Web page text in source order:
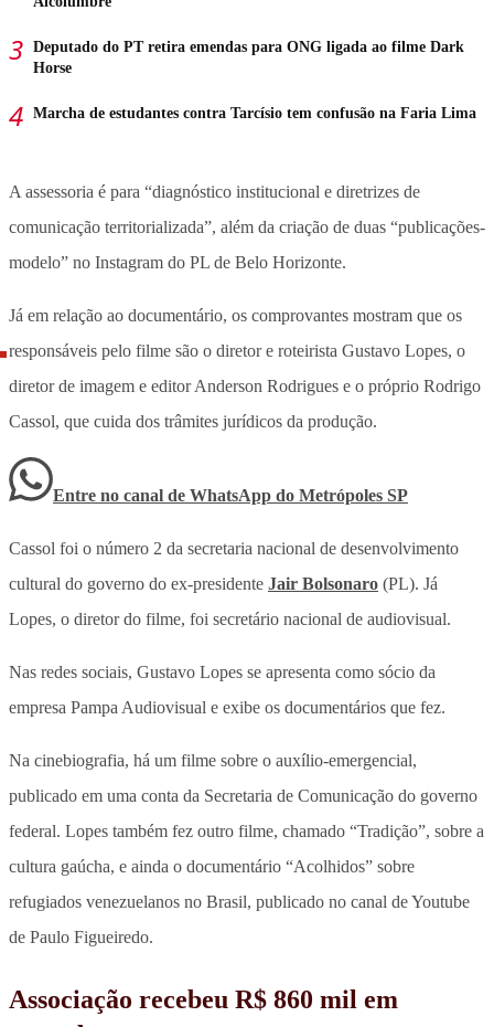
Deputado do PT retira emendas para ONG ligada ao filme Dark
Horse
Marcha de estudantes contra Tarcísio tem confusão na Faria Lima
A assessoria é para “diagnóstico institucional e diretrizes de
comunicação territorializada”, além da criação de duas “publicações-
modelo” no Instagram do PL de Belo Horizonte.
Já em relação ao documentário, os comprovantes mostram que os
responsáveis pelo filme são o diretor e roteirista Gustavo Lopes, o
diretor de imagem e editor Anderson Rodrigues e o próprio Rodrigo
Cassol, que cuida dos trâmites jurídicos da produção.
Entre no canal de WhatsApp do Metrópoles SP
Cassol foi o número 2 da secretaria nacional de desenvolvimento
cultural do governo do ex-presidente Jair Bolsonaro (PL). Já
Lopes, o diretor do filme, foi secretário nacional de audiovisual.
Nas redes sociais, Gustavo Lopes se apresenta como sócio da
empresa Pampa Audiovisual e exibe os documentários que fez.
Na cinebiografia, há um filme sobre o auxílio-emergencial,
publicado em uma conta da Secretaria de Comunicação do governo
federal. Lopes também fez outro filme, chamado “Tradição”, sobre a
cultura gaúcha, e ainda o documentário “Acolhidos” sobre
refugiados venezuelanos no Brasil, publicado no canal de Youtube
de Paulo Figueiredo.
Associação recebeu R$ 860 mil em